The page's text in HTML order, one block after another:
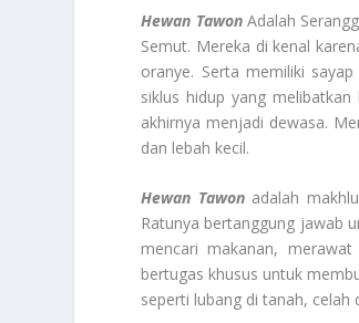
Hewan TawonAdalah
Semut. Mereka di kenal
oranye. Serta memiliki
siklus hidup yang
akhirnya menjadi dewasa.
dan lebah kecil.
Hewan Tawonadalah
Ratunya bertanggung jawab
mencari makanan,
bertugas khusus untuk
seperti lubang di tanah, celah